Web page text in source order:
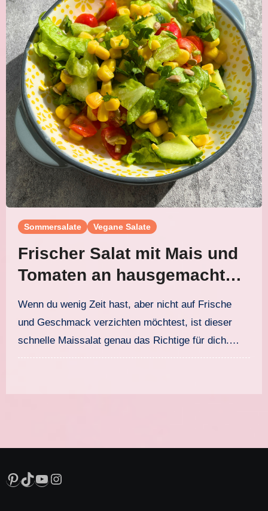
Sommersalate Vegane Salate
Frischer Salat mit Mais und
Tomaten an hausgemachtem
Agave-Senf-Dressing
Wenn du wenig Zeit hast, aber nicht auf Frische
und Geschmack verzichten möchtest, ist dieser
schnelle Maissalat genau das Richtige für dich.…
Pinterest
TikTok
YouTube
Instagram